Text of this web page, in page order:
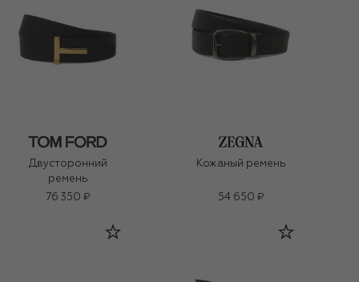
Двусторонний
ремень
76 350 ₽
Кожаный ремень
54 650 ₽